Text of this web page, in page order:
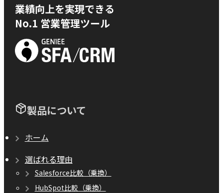
業績向上を実現できる
No.1 営業管理ツール
製品について
ホーム
選ばれる理由
Salesforce比較（乗換）
HubSpot比較（乗換）